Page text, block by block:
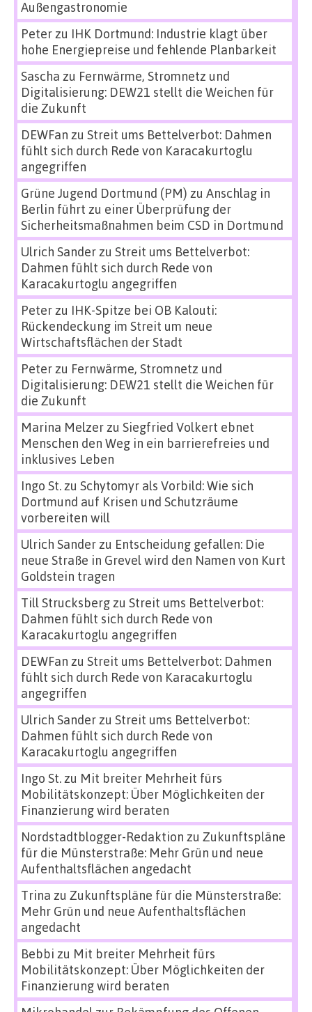
Außengastronomie
Peterzu IHK Dortmund: Industrie klagt über
hohe Energiepreise und fehlende Planbarkeit
Sascha zu Fernwärme, Stromnetz und
Digitalisierung: DEW21 stellt die Weichen für
die Zukunft
DEWFan zu Streit ums Bettelverbot: Dahmen
fühlt sich durch Rede von Karacakurtoglu
angegriffen
Grüne Jugend Dortmund (PM) zu Anschlag in
Berlin führt zu einer Überprüfung der
Sicherheitsmaßnahmen beim CSD in Dortmund
Ulrich Sanderzu Streit ums Bettelverbot:
Dahmen fühlt sich durch Rede von
Karacakurtoglu angegriffen
Peterzu IHK-Spitze bei OB Kalouti:
Rückendeckung im Streit um neue
Wirtschaftsflächen der Stadt
Peterzu Fernwärme, Stromnetz und
Digitalisierung: DEW21 stellt die Weichen für
die Zukunft
Marina Melzerzu Siegfried Volkert ebnet
Menschen den Weg in ein barrierefreies und
inklusives Leben
Ingo St.zu Schytomyr als Vorbild: Wie sich
Dortmund auf Krisen und Schutzräume
vorbereiten will
Ulrich Sanderzu Entscheidung gefallen: Die
neue Straße in Grevel wird den Namen von Kurt
Goldstein tragen
Till Strucksbergzu Streit ums Bettelverbot:
Dahmen fühlt sich durch Rede von
Karacakurtoglu angegriffen
DEWFan zu Streit ums Bettelverbot: Dahmen
fühlt sich durch Rede von Karacakurtoglu
angegriffen
Ulrich Sanderzu Streit ums Bettelverbot:
Dahmen fühlt sich durch Rede von
Karacakurtoglu angegriffen
Ingo St.zu Mit breiter Mehrheit fürs
Mobilitätskonzept: Über Möglichkeiten der
Finanzierung wird beraten
Nordstadtblogger-Redaktion zu Zukunftspläne
für die Münsterstraße: Mehr Grün und neue
Aufenthaltsflächen angedacht
Trina zu Zukunftspläne für die Münsterstraße:
Mehr Grün und neue Aufenthaltsflächen
angedacht
Bebbi zu Mit breiter Mehrheit fürs
Mobilitätskonzept: Über Möglichkeiten der
Finanzierung wird beraten